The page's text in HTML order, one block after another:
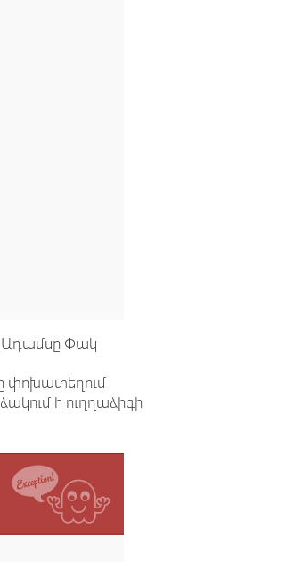
Ադամսը Փակ
փոխատեղում
h ուղղաձիգի